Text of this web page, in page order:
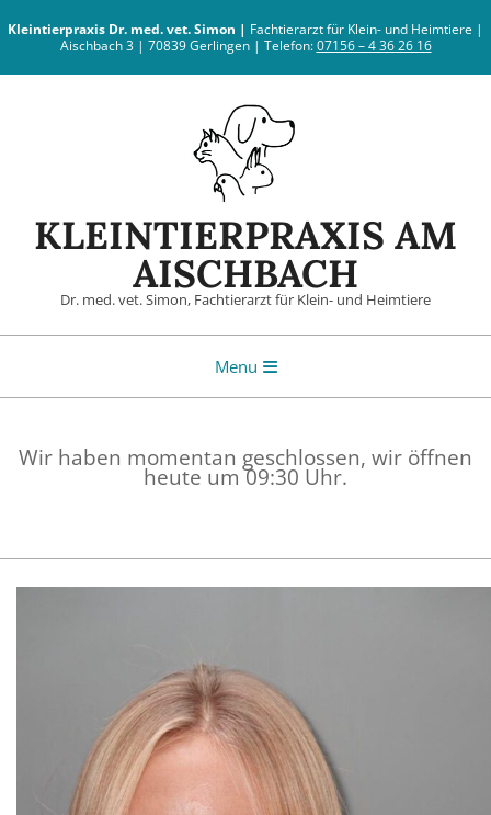
content
Kleintierpraxis Dr. med. vet. Simon | Fachtierarzt für Klein- und Heimtiere |
Aischbach 3 | 70839 Gerlingen | Telefon:07156 – 4 36 26 16
KLEINTIERPRAXIS AM
AISCHBACH
Dr. med. vet. Simon, Fachtierarzt für Klein- und Heimtiere
Menu
Wir haben momentan geschlossen, wir öffnen
heute um 09:30 Uhr.